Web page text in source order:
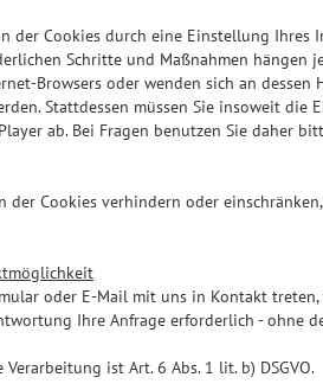
der Cookies durch eine Einstellung Ihres
Schritte und Maßnahmen
Browsers oder wenden sich an
Stattdessen müssen Sie insoweit
ab. Bei Fragen benutzen Sie daher
der Cookies verhindern oder
oder E-Mail mit uns in Kontakt
Ihre Anfrage erforderlich - ohne
ist Art. 6 Abs. 1 lit. b) DSGVO.